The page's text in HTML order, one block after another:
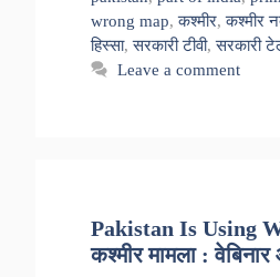
wrong map,कश्मीर,कश्मीर
हिस्सा,सरकारी टीवी,सरकारी
Leave a comment
Pakistan Is Using
कश्मीर मामला : वेबिनार